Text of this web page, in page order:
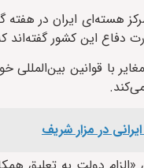
هسته‌ای ایران در هفته
این کشور گفته‌اند
با قوانین
در مزار شریف